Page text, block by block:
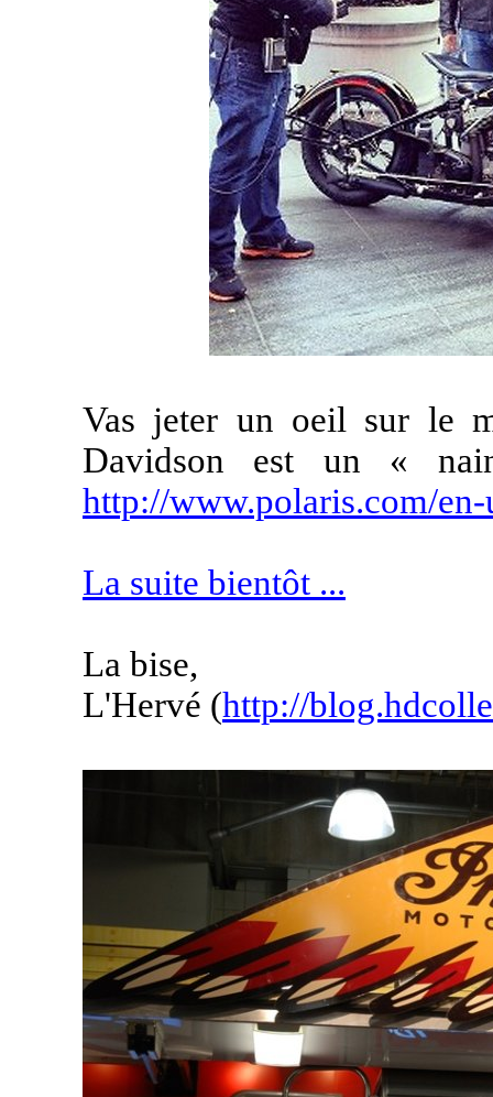
Vas jeter un oeil sur le
Davidson est un «
http://www.polaris.com/en-
La suite bientôt ...
La bise,
L'Hervé (http://